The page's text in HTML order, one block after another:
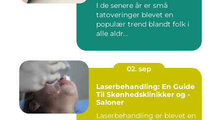
I de senere år er små
tatoveringer blevet en
populær trend blandt folk i
alle aldr...
02. sep
Laserbehandling: En Guide
Til Skønhedsklinikker og -
Saloner
Laserbehandling er blevet en